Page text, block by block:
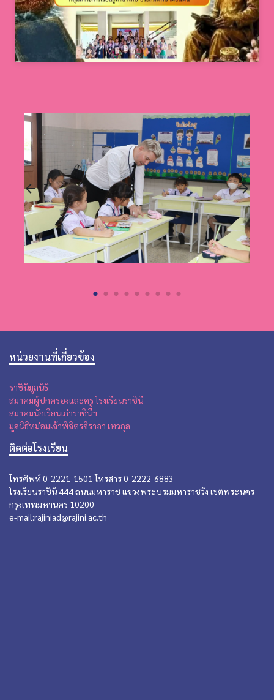
หน่วยงานที่เกี่ยวข้อง
ราชินีมูลนิธิ
สมาคมผู้ปกครองและครู โรงเรียนราชินี
สมาคมนักเรียนเก่าราชินีฯ
มูลนิธิหม่อมเจ้าพิจิตรจิราภา เทวกุล
ติดต่อโรงเรียน
โทรศัพท์ 0-2221-1501 โทรสาร 0-2222-6883
โรงเรียนราชินี 444 ถนนมหาราช แขวงพระบรมมหาราชวัง เขตพระนคร
กรุงเทพมหานคร 10200
e-mail:rajiniad@rajini.ac.th